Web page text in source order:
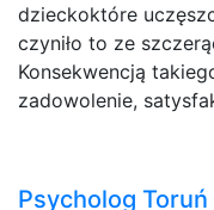
dzieckoktóre
czyniło to ze
Konsekwencją
zadowolenie,
Psycholog